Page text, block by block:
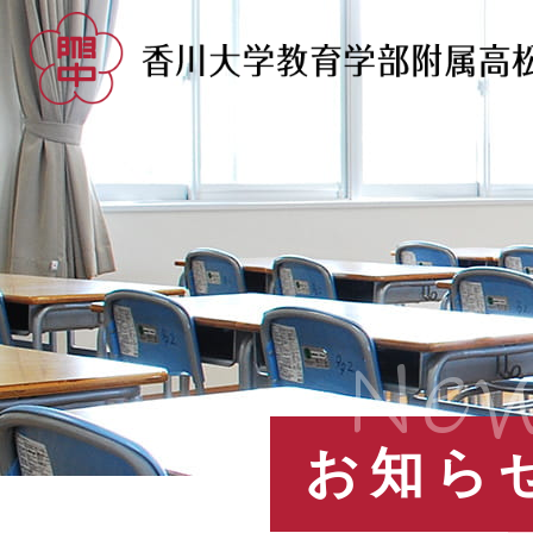
お知ら